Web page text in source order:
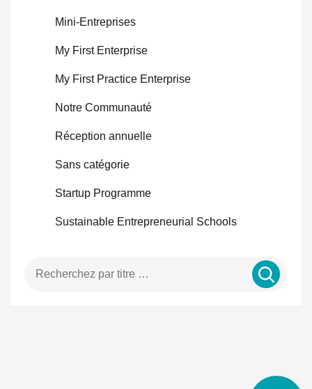
Mini-Entreprises
My First Enterprise
My First Practice Enterprise
Notre Communauté
Réception annuelle
Sans catégorie
Startup Programme
Sustainable Entrepreneurial Schools
Entrer un terme de recherche …